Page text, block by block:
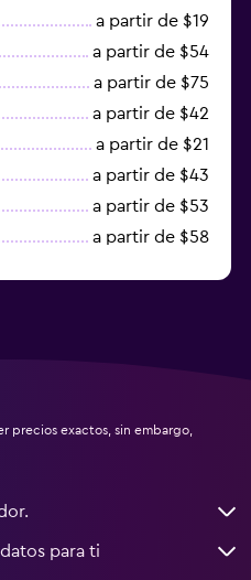
a partir de $19
a partir de $54
a partir de $75
a partir de $42
a partir de $21
a partir de $43
a partir de $53
a partir de $58
precios exactos, sin embargo,
para ti